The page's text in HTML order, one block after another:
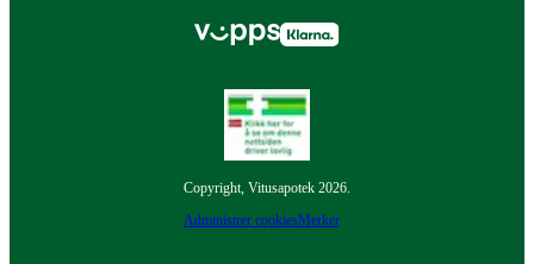
Copyright, Vitusapotek 2026.
Administrer cookiesMerker